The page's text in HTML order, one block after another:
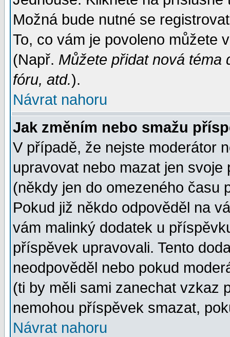
Možná bude nutné se
To, co vám je povoleno můžete
(Např. Můžete přidat nová téma
fóru, atd.).
Návrat nahoru
Jak změním nebo smažu
V případě, že nejste moderátor
upravovat nebo mazat jen
(někdy jen do omezeného
Pokud již někdo odpověděl na
vám malinký dodatek u
příspěvek upravovali. Tento
neodpověděl nebo pokud
(ti by měli sami zanechat vzkaz
nemohou příspěvek smazat,
Návrat nahoru